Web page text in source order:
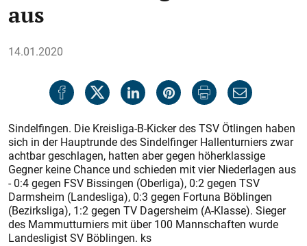
aus
14.01.2020
Sindelfingen. Die Kreisliga-B-Kicker des TSV Ötlingen haben
sich in der Hauptrunde des Sindelfinger Hallenturniers zwar
achtbar geschlagen, hatten aber gegen höherklassige
Gegner keine Chance und schieden mit vier Niederlagen aus
- 0:4 gegen FSV Bissingen (Oberliga), 0:2 gegen TSV
Darmsheim (Landesliga), 0:3 gegen Fortuna Böblingen
(Bezirksliga), 1:2 gegen TV Dagersheim (A-Klasse). Sieger
des Mammutturniers mit über 100 Mannschaften wurde
Landesligist SV Böblingen. ks